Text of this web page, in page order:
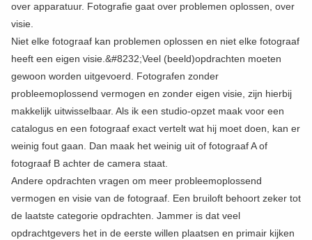
over apparatuur. Fotografie gaat over problemen oplossen, over
visie.
Niet elke fotograaf kan problemen oplossen en niet elke fotograaf
heeft een eigen visie.&#8232;Veel (beeld)opdrachten moeten
gewoon worden uitgevoerd. Fotografen zonder
probleemoplossend vermogen en zonder eigen visie, zijn hierbij
makkelijk uitwisselbaar. Als ik een studio-opzet maak voor een
catalogus en een fotograaf exact vertelt wat hij moet doen, kan er
weinig fout gaan. Dan maak het weinig uit of fotograaf A of
fotograaf B achter de camera staat.
Andere opdrachten vragen om meer probleemoplossend
vermogen en visie van de fotograaf. Een bruiloft behoort zeker tot
de laatste categorie opdrachten. Jammer is dat veel
opdrachtgevers het in de eerste willen plaatsen en primair kijken